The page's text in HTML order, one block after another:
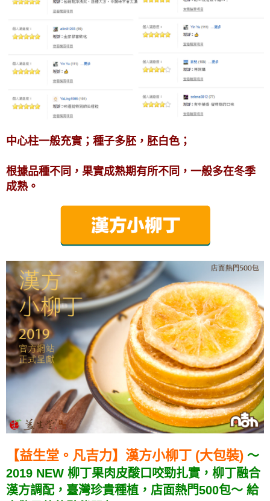
中心柱一般充實；種子多胚，胚白色；
根據品種不同，果實成熟期有所不同，一般多在冬季
成熟。
【益生堂。凡吉力】漢方小柳丁 (大包裝) ～
2019 NEW 柳丁果肉皮酸口咬勁扎實，柳丁融合
漢方調配，臺灣珍貴種植，店面熱門500包～ 給